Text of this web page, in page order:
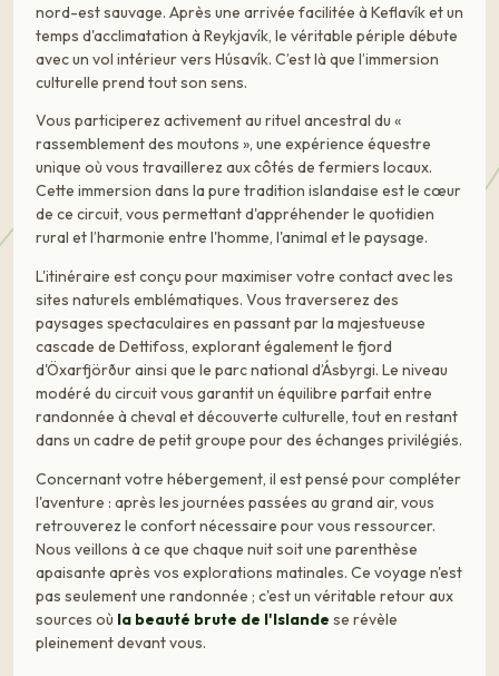
nord-est sauvage. Après une arrivée facilitée à Keflavík et un
temps d'acclimatation à Reykjavík, le véritable périple débute
avec un vol intérieur vers Húsavík. C’est là que l’immersion
culturelle prend tout son sens.
Vous participerez activement au rituel ancestral du «
rassemblement des moutons », une expérience équestre
unique où vous travaillerez aux côtés de fermiers locaux.
Cette immersion dans la pure tradition islandaise est le cœur
de ce circuit, vous permettant d'appréhender le quotidien
rural et l’harmonie entre l'homme, l'animal et le paysage.
L'itinéraire est conçu pour maximiser votre contact avec les
sites naturels emblématiques. Vous traverserez des
paysages spectaculaires en passant par la majestueuse
cascade de Dettifoss, explorant également le fjord
d'Öxarfjörður ainsi que le parc national d’Ásbyrgi. Le niveau
modéré du circuit vous garantit un équilibre parfait entre
randonnée à cheval et découverte culturelle, tout en restant
dans un cadre de petit groupe pour des échanges privilégiés.
Concernant votre hébergement, il est pensé pour compléter
l'aventure : après les journées passées au grand air, vous
retrouverez le confort nécessaire pour vous ressourcer.
Nous veillons à ce que chaque nuit soit une parenthèse
apaisante après vos explorations matinales. Ce voyage n'est
pas seulement une randonnée ; c'est un véritable retour aux
sources où la beauté brute de l'Islande se révèle
pleinement devant vous.